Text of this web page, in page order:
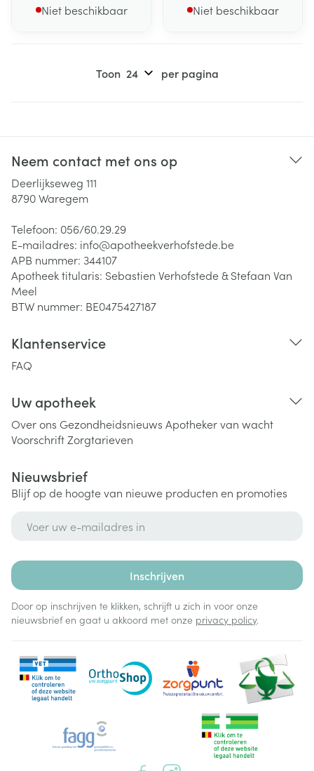
Niet beschikbaar Niet beschikbaar
Toon per pagina
Neem contact met ons op
Deerlijkseweg 111
8790Waregem
Telefoon: 056/60.29.29
E-mailadres: info@apotheekverhofstede.be
APB nummer: 344107
Apotheek titularis: Sebastien Verhofstede & Stefaan Van
Meel
BTW nummer: BE0475427187
Klantenservice
FAQ
Uw apotheek
Over ons Gezondheidsnieuws Apotheker van wacht
VoorschriftZorgtarieven
Nieuwsbrief
Blijf op de hoogte van nieuwe producten en promoties
Inschrijven
Door op inschrijven te klikken, schrijft u zich in voor onze
nieuwsbrief en gaat u akkoord met onze privacy policy.